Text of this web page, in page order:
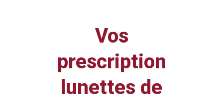
Vos
prescription
lunettes de